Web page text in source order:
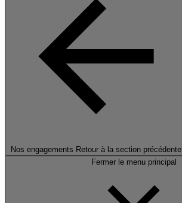
Nos engagements Retour à la section précédente
Fermer le menu principal